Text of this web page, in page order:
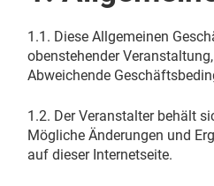
1.1. Diese Allgemeinen
obenstehender
Abweichende
1.2. Der Veranstalter behält
Mögliche Änderungen und
auf dieser Internetseite.